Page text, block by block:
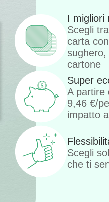
I migliori
Scegli
carta
sughero,
cartone
Super
A partire
9,46 €/
impatto
Scegli
che ti